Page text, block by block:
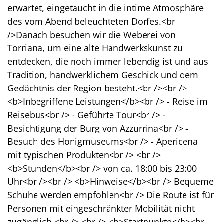
erwartet, eingetaucht in die intime Atmosphäre
des vom Abend beleuchteten Dorfes.<br
/>Danach besuchen wir die Weberei von
Torriana, um eine alte Handwerkskunst zu
entdecken, die noch immer lebendig ist und aus
Tradition, handwerklichem Geschick und dem
Gedächtnis der Region besteht.<br /><br />
<b>Inbegriffene Leistungen</b><br /> - Reise im
Reisebus<br /> - Geführte Tour<br /> -
Besichtigung der Burg von Azzurrina<br /> -
Besuch des Honigmuseums<br /> - Apericena
mit typischen Produkten<br /> <br />
<b>Stunden</b><br /> von ca. 18:00 bis 23:00
Uhr<br /><br /> <b>Hinweise</b><br /> Bequeme
Schuhe werden empfohlen<br /> Die Route ist für
Personen mit eingeschränkter Mobilität nicht